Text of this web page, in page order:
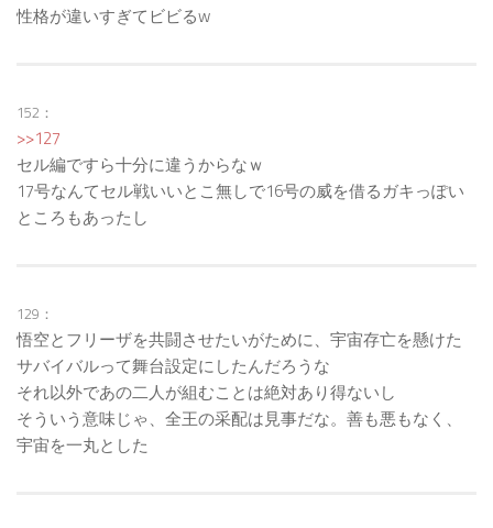
性格が違いすぎてビビるw
152：
>>127
セル編ですら十分に違うからなｗ
17号なんてセル戦いいとこ無しで16号の威を借るガキっぽい
ところもあったし
129：
悟空とフリーザを共闘させたいがために、宇宙存亡を懸けた
サバイバルって舞台設定にしたんだろうな
それ以外であの二人が組むことは絶対あり得ないし
そういう意味じゃ、全王の采配は見事だな。善も悪もなく、
宇宙を一丸とした